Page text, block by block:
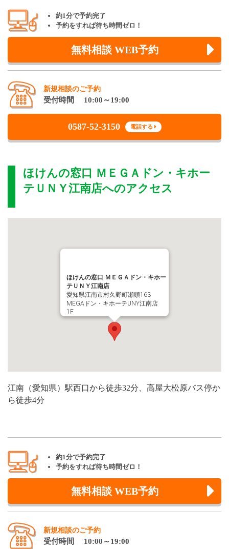
約1分で予約完了
予約をすれば待ち時間ゼロ！
無料相談 WEB予約
新規相談のご予約
受付時間 10:00～19:00
0587-52-3150 電話する
ほけんの窓口 ＭＥＧＡドン・キホー
テＵＮＹ江南店へのアクセス
ほけんの窓口 ＭＥＧＡドン・キホー
テＵＮＹ江南店
愛知県江南市村久野町瀬頭163
MEGAドン・キホーテUNY江南店
1F
江南（愛知県）駅西口から徒歩32分、高屋大松原バス停か
ら徒歩4分
約1分で予約完了
予約をすれば待ち時間ゼロ！
無料相談 WEB予約
新規相談のご予約
受付時間 10:00～19:00